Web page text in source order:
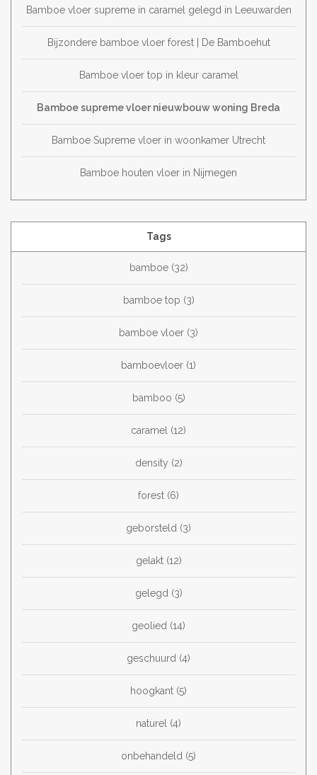
Bamboe vloer supreme in caramel gelegd in Leeuwarden
Bijzondere bamboe vloer forest | De Bamboehut
Bamboe vloer top in kleur caramel
Bamboe supreme vloer nieuwbouw woning Breda
Bamboe Supreme vloer in woonkamer Utrecht
Bamboe houten vloer in Nijmegen
Tags
bamboe (32)
bamboe top (3)
bamboe vloer (3)
bamboevloer (1)
bamboo (5)
caramel (12)
density (2)
forest (6)
geborsteld (3)
gelakt (12)
gelegd (3)
geolied (14)
geschuurd (4)
hoogkant (5)
naturel (4)
onbehandeld (5)